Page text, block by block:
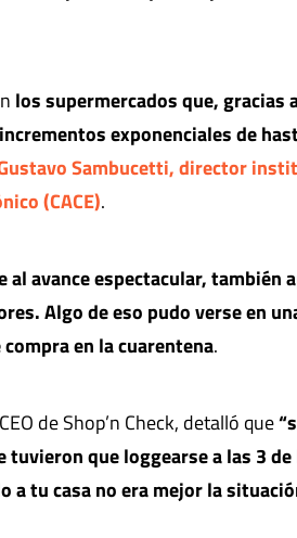
los supermercados que, gracias
exponenciales de
Sambucetti, director
(CACE).
al avance espectacular,
Algo de eso pudo verse en
en la cuarentena.
de Shop’n Check, detalló que
tuvieron que loggearse a las 3
a tu casa no era mejor la